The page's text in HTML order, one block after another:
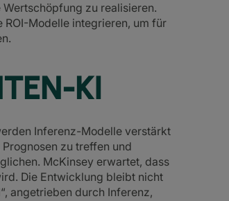
zu realisieren.
Modelle integrieren, um für
KI
Inferenz-Modelle verstärkt
zu treffen und
McKinsey erwartet, dass
Die Entwicklung bleibt nicht
angetrieben durch Inferenz,